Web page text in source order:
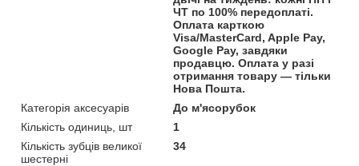
ЧТ по 100% передоплаті.
Оплата карткою
Visa/MasterCard, Apple Pay,
Google Pay, завдяки
продавцю. Оплата у разі
отримання товару — тільки
Нова Пошта.
Категорія аксесуарів
До м'ясорубок
Кількість одиниць, шт
1
Кількість зубців великої
шестерні
34